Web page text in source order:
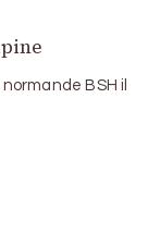
BSH il